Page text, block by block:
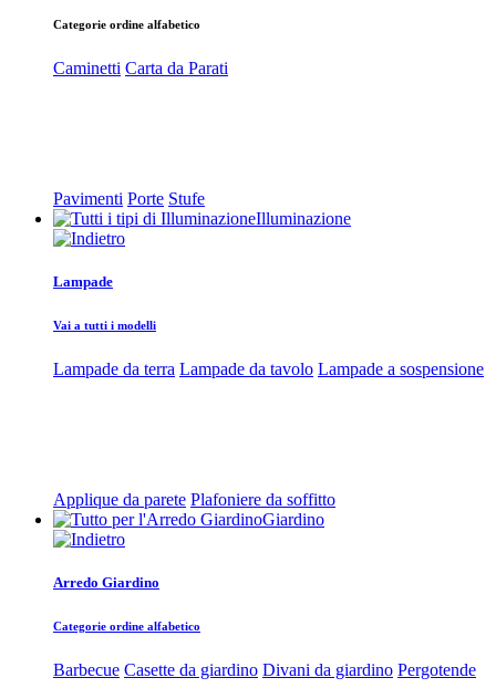
Categorie ordine alfabetico
Caminetti Carta da Parati
Pavimenti Porte Stufe
Illuminazione
Lampade
Vai a tutti i modelli
Lampade da terra Lampade da tavolo Lampade a sospensione
Applique da parete Plafoniere da soffitto
Giardino
Arredo Giardino
Categorie ordine alfabetico
Barbecue Casette da giardino Divani da giardino Pergotende